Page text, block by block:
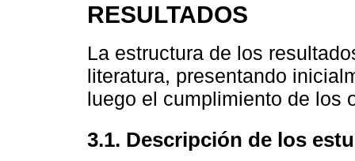
RESULTADOS
La estructura de los
literatura, presentando
luego el cumplimiento de los
3.1. Descripción de los